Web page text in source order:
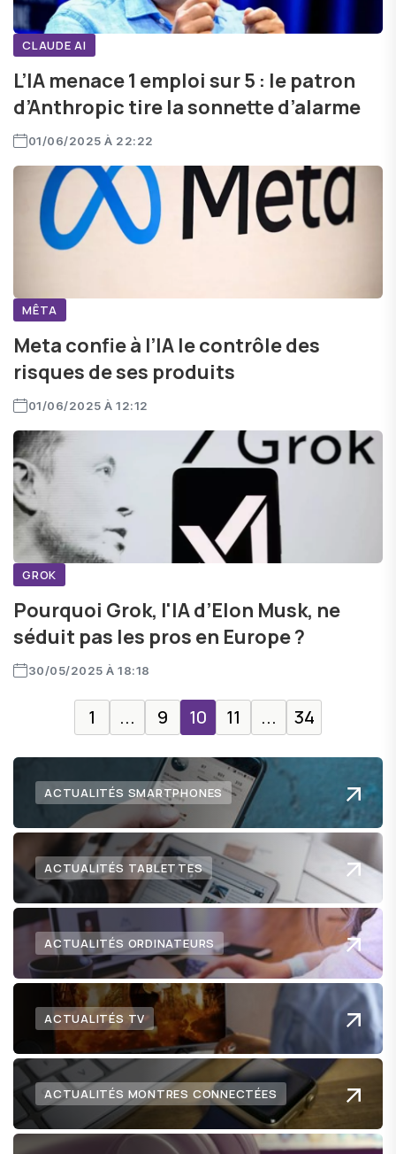
CLAUDE AI
L’IA menace 1 emploi sur 5 : le patron
d’Anthropic tire la sonnette d’alarme
01/06/2025 À 22:22
MÊTA
Meta confie à l’IA le contrôle des
risques de ses produits
01/06/2025 À 12:12
GROK
Pourquoi Grok, l'IA d’Elon Musk, ne
séduit pas les pros en Europe ?
30/05/2025 À 18:18
1 ... 9 10 11 ... 34
ACTUALITÉS SMARTPHONES
ACTUALITÉS TABLETTES
ACTUALITÉS ORDINATEURS
ACTUALITÉS TV
ACTUALITÉS MONTRES CONNECTÉES